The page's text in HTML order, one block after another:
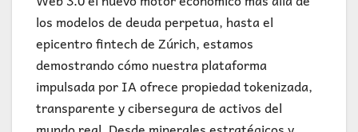
los modelos de deuda perpetua, hasta el
epicentro fintech de Zúrich, estamos
demostrando cómo nuestra plataforma
impulsada por IA ofrece propiedad tokenizada,
transparente y cibersegura de activos del